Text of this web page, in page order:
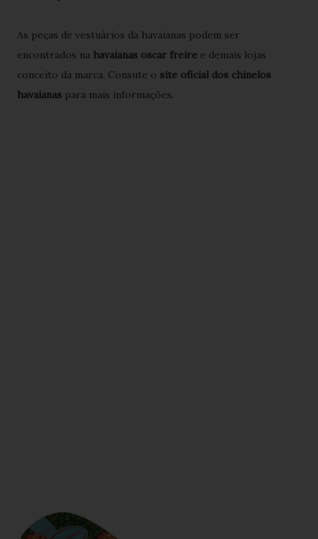
As peças de vestuários da havaianas podem ser
encontrados na havaianas oscar freire e demais lojas
conceito da marca. Consute o site oficial dos chinelos
havaianas para mais informações.